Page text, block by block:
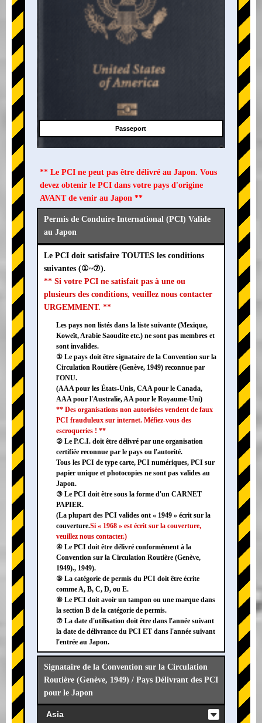
Passeport
** Le PCI ne peut pas être délivré au Japon. Vous
devez obtenir le PCI dans votre pays d'origine
AVANT de venir au Japon **
Permis de Conduire International (PCI) Valide
au Japon
Le PCI doit satisfaire TOUTES les conditions
suivantes (①~⑦).
** Si votre PCI ne satisfait pas à une ou
plusieurs des conditions, veuillez nous contacter
URGEMMENT. **
Les pays non listés dans la liste suivante (Mexique,
Koweït, Arabie Saoudite etc.) ne sont pas membres et
sont invalides.
① Le pays doit être signataire de la Convention sur la
Circulation Routière (Genève, 1949) reconnue par
l'ONU.
(AAA pour les États-Unis, CAA pour le Canada,
AAA pour l'Australie, AA pour le Royaume-Uni)
** Des organisations non autorisées vendent de faux
PCI frauduleux sur internet. Méfiez-vous des
escroqueries ! **
② Le P.C.I. doit être délivré par une organisation
certifiée reconnue par le pays ou l'autorité.
Tous les PCI de type carte, PCI numériques, PCI sur
papier unique et photocopies ne sont pas valides au
Japon.
③ Le PCI doit être sous la forme d'un CARNET
PAPIER.
(La plupart des PCI valides ont « 1949 » écrit sur la
couverture.Si « 1968 » est écrit sur la couverture,
veuillez nous contacter.)
④ Le PCI doit être délivré conformément à la
Convention sur la Circulation Routière (Genève,
1949)., 1949).
⑤ La catégorie de permis du PCI doit être écrite
comme A, B, C, D, ou E.
⑥ Le PCI doit avoir un tampon ou une marque dans
la section B de la catégorie de permis.
⑦ La date d'utilisation doit être dans l'année suivant
la date de délivrance du PCI ET dans l'année suivant
l'entrée au Japon.
Signataire de la Convention sur la Circulation
Routière (Genève, 1949) / Pays Délivrant des PCI
pour le Japon
Asia